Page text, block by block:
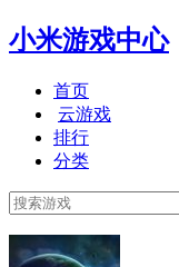
小米游戏中心
首页
云游戏
排行
分类